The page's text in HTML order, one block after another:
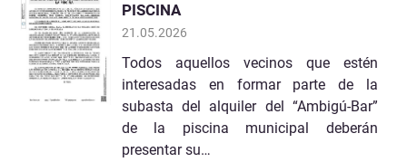
PISCINA
21.05.2026
Todos aquellos vecinos que estén
interesadas en formar parte de la
subasta del alquiler del “Ambigú-Bar”
de la piscina municipal deberán
presentar su…